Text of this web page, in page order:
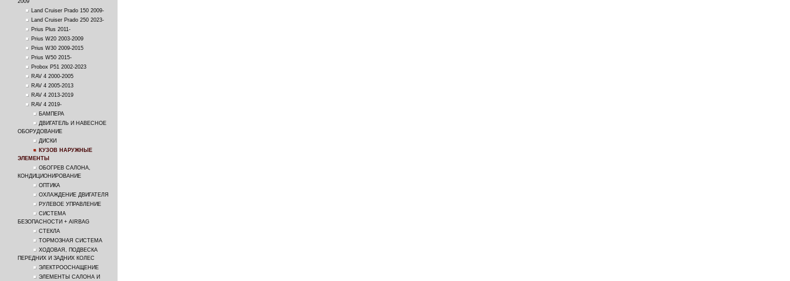
2009
Land Cruiser Prado 150 2009-
Land Cruiser Prado 250 2023-
Prius Plus 2011-
Prius W20 2003-2009
Prius W30 2009-2015
Prius W50 2015-
Probox P51 2002-2023
RAV 4 2000-2005
RAV 4 2005-2013
RAV 4 2013-2019
RAV 4 2019-
БАМПЕРА
ДВИГАТЕЛЬ И НАВЕСНОЕ
ОБОРУДОВАНИЕ
ДИСКИ
КУЗОВ НАРУЖНЫЕ
ЭЛЕМЕНТЫ
ОБОГРЕВ САЛОНА,
КОНДИЦИОНИРОВАНИЕ
ОПТИКА
ОХЛАЖДЕНИЕ ДВИГАТЕЛЯ
РУЛЕВОЕ УПРАВЛЕНИЕ
СИСТЕМА
БЕЗОПАСНОСТИ + AIRBAG
СТЕКЛА
ТОРМОЗНАЯ СИСТЕМА
ХОДОВАЯ, ПОДВЕСКА
ПЕРЕДНИХ И ЗАДНИХ КОЛЕС
ЭЛЕКТРООСНАЩЕНИЕ
ЭЛЕМЕНТЫ САЛОНА И